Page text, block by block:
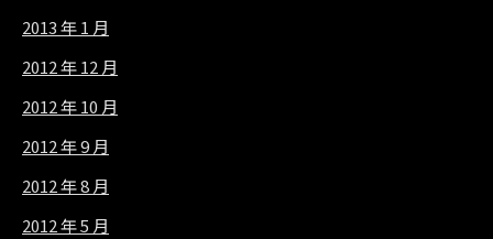
2013 年 1 月
2012 年 12 月
2012 年 10 月
2012 年 9 月
2012 年 8 月
2012 年 5 月